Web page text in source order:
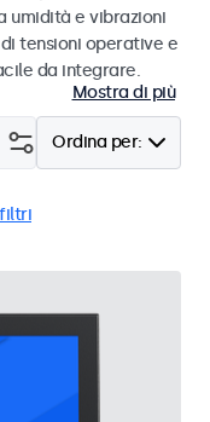
umidità e vibrazioni
tensioni operative e
da integrare.
Mostra di più
Ordina per: